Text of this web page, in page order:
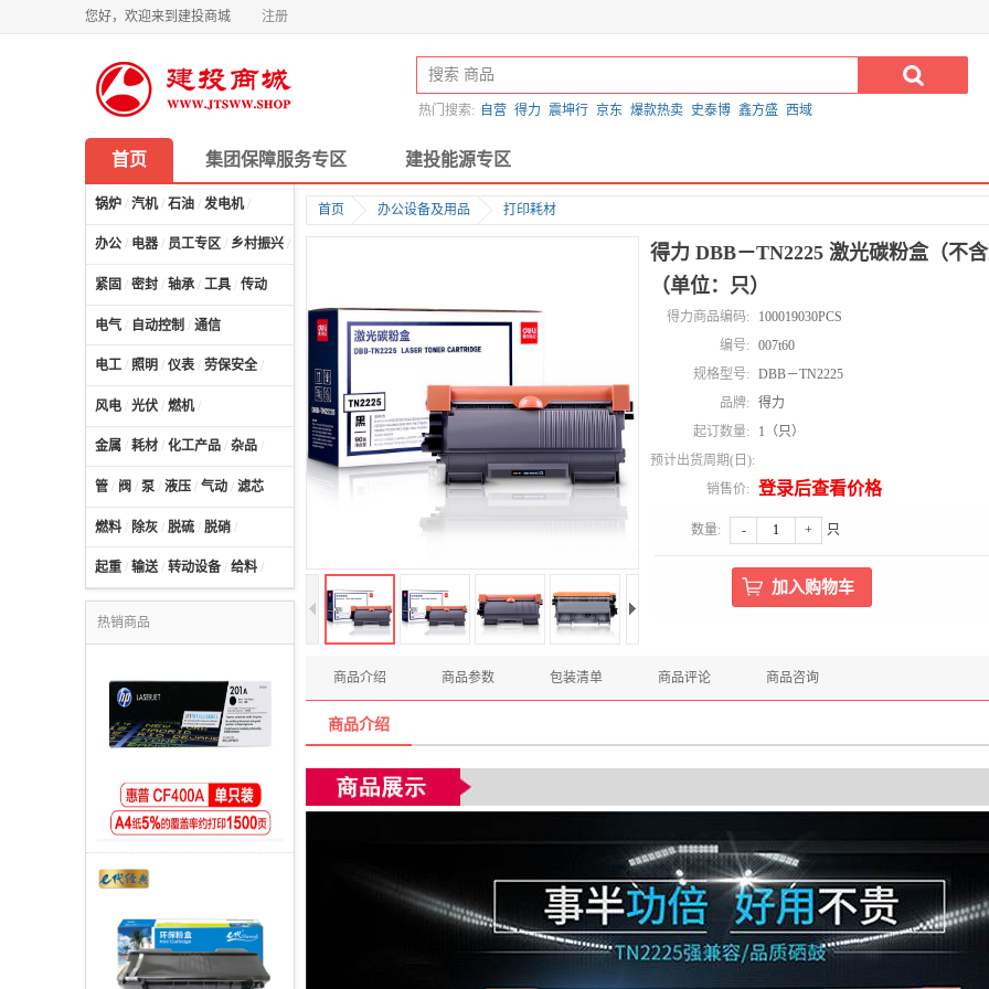
您好，欢迎来到建投商城 注册
热门搜索: 自营 得力 震坤行 京东 爆款热卖 史泰博 鑫方盛 西域
首页 集团保障服务专区 建投能源专区
锅炉 / 汽机/ 石油 / 发电机/
办公 / 电器 / 员工专区 / 乡村振兴 /
紧固 / 密封 / 轴承 / 工具 / 传动
电气 / 自动控制 / 通信
电工 / 照明 / 仪表 / 劳保安全 /
风电 / 光伏 / 燃机/
金属 / 耗材 / 化工产品 / 杂品 /
管 / 阀 / 泵 / 液压 / 气动 / 滤芯
燃料 / 除灰 / 脱硫 / 脱硝 /
起重 / 输送/ 转动设备 / 给料 /
热销商品
首页 办公设备及用品 打印耗材
得力 DBB－TN2225 激光碳粉盒（不
（单位：只）
得力商品编码:
100019030PCS
编号:
007t60
规格型号:
DBB－TN2225
品牌:
得力
起订数量:
1（只）
预计出货周期(日):
销售价:
登录后查看价格
数量: - + 只
商品介绍 商品参数 包装清单 商品评论 商品咨询
商品介绍